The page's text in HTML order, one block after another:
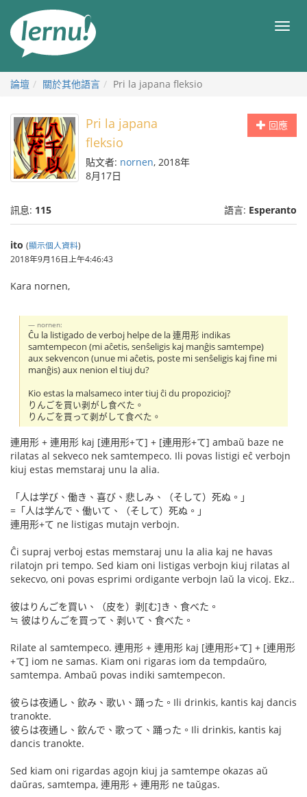
目
論壇 關於其他語言 Pri la japana fleksio
回應
Pri la japana
fleksio
貼文者: nornen, 2018年
8月17日
訊息: 115 語言: Esperanto
ito (顯示個人資料)
2018年9月16日上午4:46:43
Kara nornen,
nornen:
Ĉu la listigado de verboj helpe de la 連用形 indikas
samtempecon (mi aĉetis, senŝeligis kaj manĝis samtempe)
aux sekvencon (unue mi aĉetis, poste mi senŝeligis kaj fine mi
manĝis) aux nenion el tiuj du?
Kio estas la malsameco inter tiuj ĉi du propozicioj?
りんごを買い剥がし食べた。
りんごを買って剥がして食べた。
連用形 + 連用形 kaj [連用形+て] + [連用形+て] ambaŭ baze ne
rilatas al sekveco nek samtempeco. Ili povas listigi eĉ verbojn
kiuj estas memstaraj unu la alia.
「人は学び、働き、喜び、悲しみ、（そして）死ぬ。」
=「人は学んで、働いて、（そして）死ぬ。」
連用形+て ne listigas mutajn verbojn.
Ĉi supraj verboj estas memstaraj unu la alia kaj ne havas
rilatojn pri tempo. Sed kiam oni listigas verbojn kiuj rilatas al
sekecvo, oni povas esprimi ordigante verbojn laŭ la vicoj. Ekz..
彼はりんごを買い、（皮を）剥[む]き、食べた。
≒ 彼はりんごを買って、剥いて、食べた。
Rilate al samtempeco. 連用形 + 連用形 kaj [連用形+て] + [連用形
+て] iom ne samas. Kiam oni rigaras iom da tempdaŭro,
samtempa. Ambaŭ povas indiki samtempecon.
彼らは夜通し、飲み、歌い、踊った。Ili drinkis, kantis kaj dancis
tranokte.
彼らは夜通し、飲んで、歌って、踊った。Ili drinkis, kantis kaj
dancis tranokte.
Sed kiam oni rigardas agojn kiuj ja samtempe okazas aŭ
daŭras, samtempa, 連用形 + 連用形 ne taŭgas.